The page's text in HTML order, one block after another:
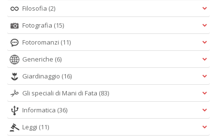
Filosofia (2)
Fotografia (15)
Fotoromanzi (11)
Generiche (6)
Giardinaggio (16)
Gli speciali di Mani di Fata (83)
Informatica (36)
Leggi (11)